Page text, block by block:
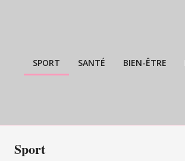
SPORT SANTÉ BIEN-ÊTRE
Sport